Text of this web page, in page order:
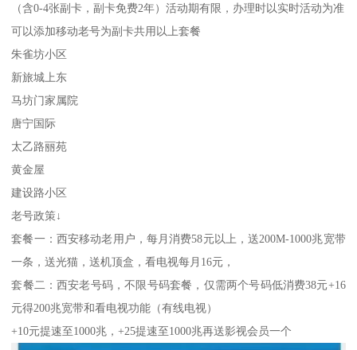
（含0-4张副卡，副卡免费2年）活动期有限，办理时以实时活动为准
可以添加移动老号为副卡共用以上套餐
朱雀坊小区
新旅城上东
马坊门家属院
唐宁国际
太乙路丽苑
黄金屋
建设路小区
老号政策↓
套餐一：西安移动老用户，每月消费58元以上，送200M-1000兆宽带
一条，送光猫，送机顶盒，看电视每月16元，
套餐二：西安老号码，不限号码套餐，仅需两个号码低消费38元+16
元得200兆宽带和看电视功能（有线电视）
+10元提速至1000兆，+25提速至1000兆再送影视会员一个